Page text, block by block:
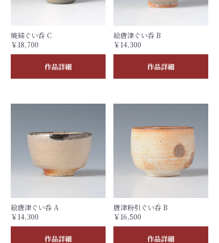
焼締ぐい呑 C
￥18,700
作品詳細
絵唐津ぐい呑 B
￥14,300
作品詳細
絵唐津ぐい呑 A
￥14,300
作品詳細
唐津粉引ぐい呑 B
￥16,500
作品詳細